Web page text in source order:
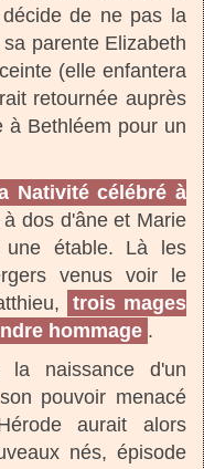
de ne pas la
parente Elizabeth
(elle enfantera
retournée auprès
à Bethléem pour un
Nativité célébré à
dos d'âne et Marie
une étable. Là les
venus voir le
trois mages
hommage .
naissance d'un
pouvoir menacé
aurait alors
nés, épisode